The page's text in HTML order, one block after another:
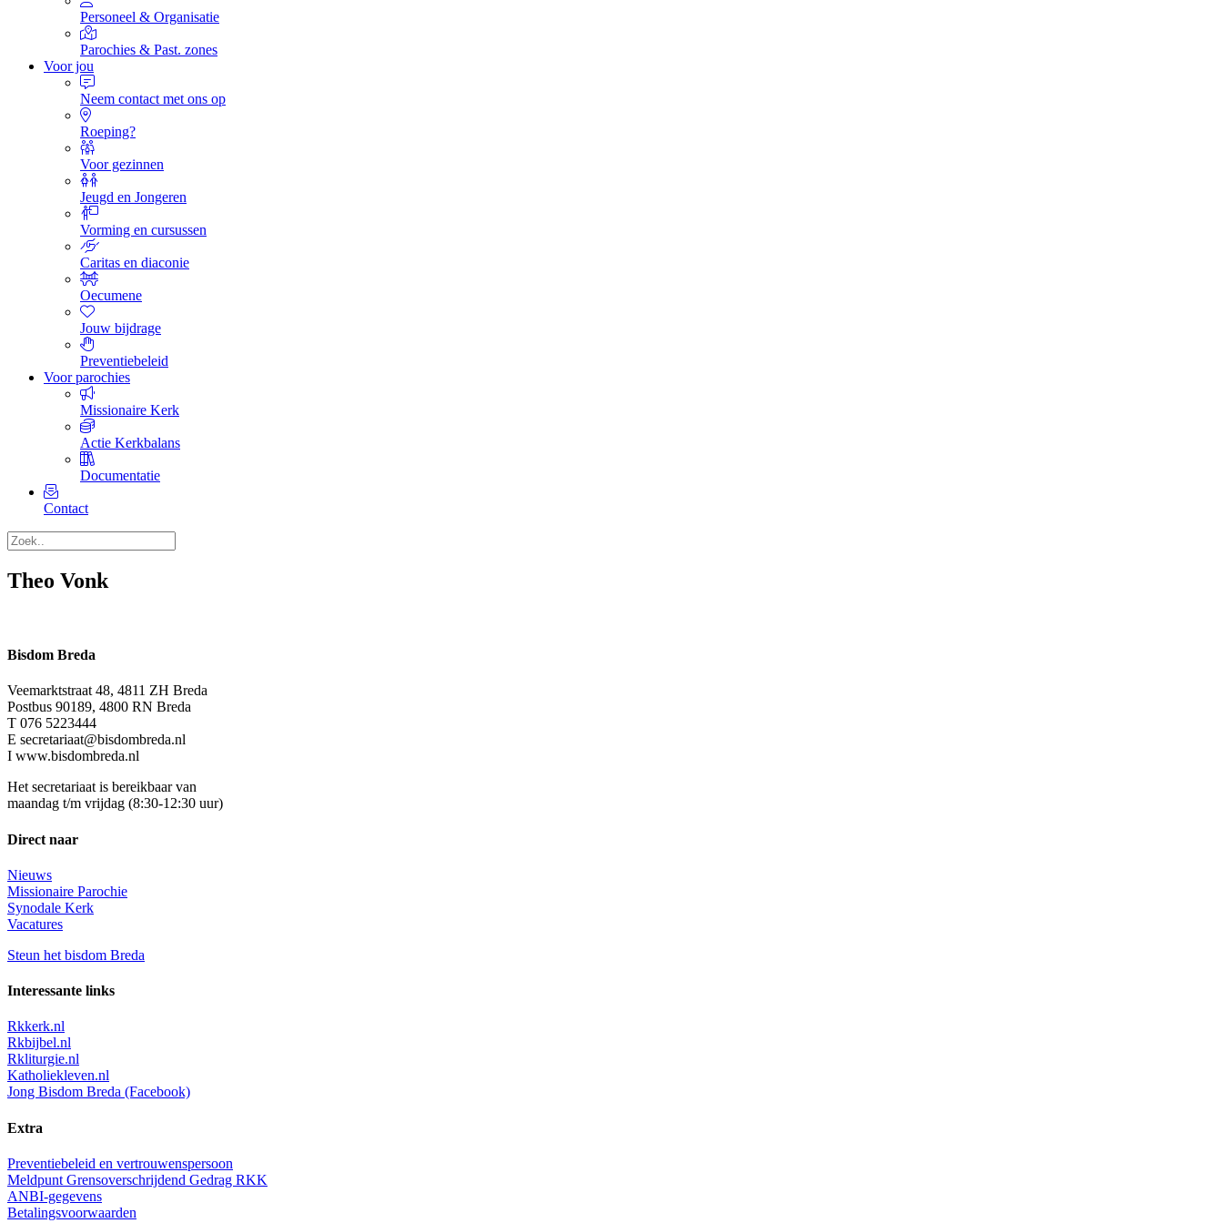
Personeel & Organisatie
Parochies & Past. zones
Voor jou
Neem contact met ons op
Roeping?
Voor gezinnen
Jeugd en Jongeren
Vorming en cursussen
Caritas en diaconie
Oecumene
Jouw bijdrage
Preventiebeleid
Voor parochies
Missionaire Kerk
Actie Kerkbalans
Documentatie
Contact
Theo Vonk
Bisdom Breda
Veemarktstraat 48, 4811 ZH Breda
Postbus 90189, 4800 RN Breda
T 076 5223444
E secretariaat@bisdombreda.nl
I www.bisdombreda.nl
Het secretariaat is bereikbaar van
maandag t/m vrijdag (8:30-12:30 uur)
Direct naar
Nieuws
Missionaire Parochie
Synodale Kerk
Vacatures
Steun het bisdom Breda
Interessante links
Rkkerk.nl
Rkbijbel.nl
Rkliturgie.nl
Katholiekleven.nl
Jong Bisdom Breda (Facebook)
Extra
Preventiebeleid en vertrouwenspersoon
Meldpunt Grensoverschrijdend Gedrag RKK
ANBI-gegevens
Betalingsvoorwaarden